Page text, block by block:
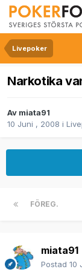
Livepoker
Narkotika
Av miata91
10 Juni , 2008 i
FÖREG.
miata91
Postad 10